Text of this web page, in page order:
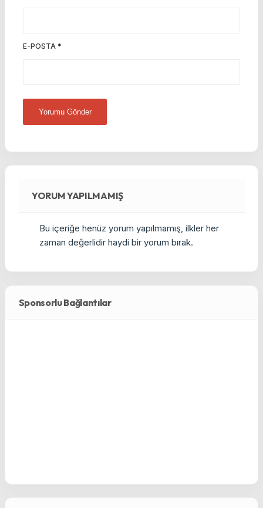
E-POSTA *
YORUM YAPILMAMIŞ
Bu içeriğe henüz yorum yapılmamış, ilkler her
zaman değerlidir haydi bir yorum bırak.
Sponsorlu Bağlantılar